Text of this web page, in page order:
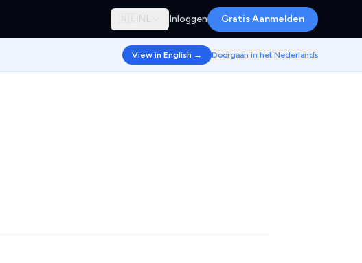
🇳🇱 NL Inloggen Gratis Aanmelden
View in English → Doorgaan in het Nederlands